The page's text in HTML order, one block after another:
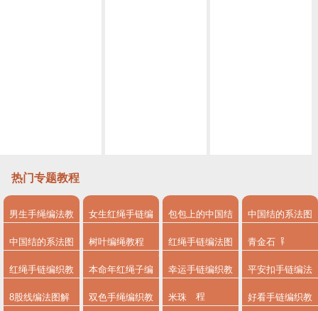
热门专题教程
男生手绳编法教
程
女生红绳手链编
法
包包上的中国结
系法图解
中国结的系法图
解
中国结的系法图
解，分享简单易
学的编绳入门制
树叶编绳教程 红绳手链编法图
解
青金石
红绳手链编织教
程
本命年红绳子编
法
幸运手链编织教
程
平安扣手链编法
8股线编法图解 双色手绳编织教 米珠 好看手链编织教